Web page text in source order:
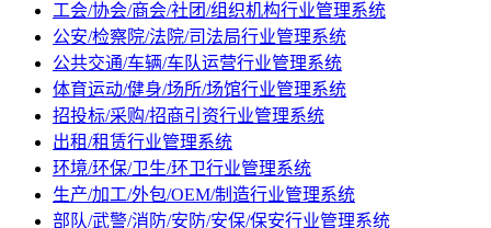
工会/协会/商会/社团/组织机构行业管理系统
公安/检察院/法院/司法局行业管理系统
公共交通/车辆/车队运营行业管理系统
体育运动/健身/场所/场馆行业管理系统
招投标/采购/招商引资行业管理系统
出租/租赁行业管理系统
环境/环保/卫生/环卫行业管理系统
生产/加工/外包/OEM/制造行业管理系统
部队/武警/消防/安防/安保/保安行业管理系统